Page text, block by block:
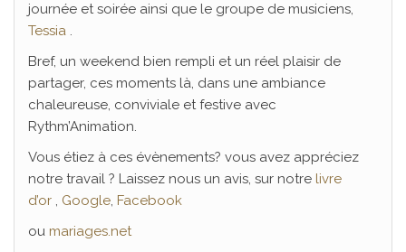
journée et soirée ainsi que le groupe de musiciens,
Tessia .
Bref, un weekend bien rempli et un réel plaisir de
partager, ces moments là, dans une ambiance
chaleureuse, conviviale et festive avec
Rythm’Animation.
Vous étiez à ces évènements? vous avez appréciez
notre travail ? Laissez nous un avis, sur notre livre
d’or , Google, Facebook
ou mariages.net